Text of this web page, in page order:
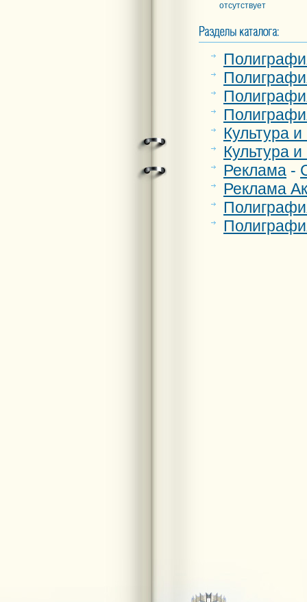
отсутствует
Культура и
Культура
Реклама -
Реклама